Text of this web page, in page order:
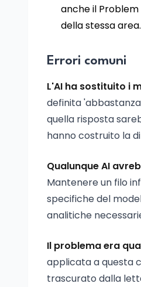
anche il
della stessa area.
Errori comuni
L'AI ha sostituito i
definita
quella risposta
hanno costruito la
Qualunque AI
Mantenere un filo
specifiche del
analitiche
Il problema era
applicata a questa
trascurato dalla